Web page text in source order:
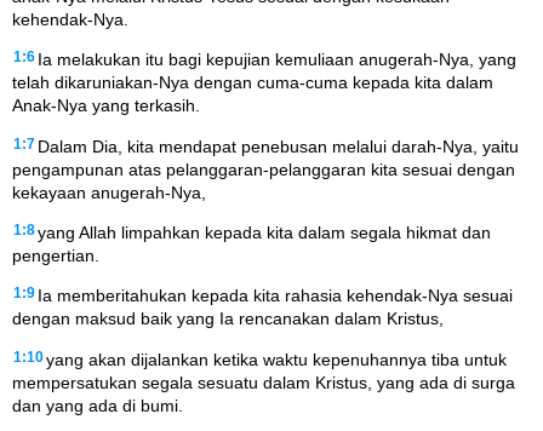
kehendak-Nya.
1:6 Ia melakukan itu bagi kepujian kemuliaan anugerah-Nya, yang
telah dikaruniakan-Nya dengan cuma-cuma kepada kita dalam
Anak-Nya yang terkasih.
1:7 Dalam Dia, kita mendapat penebusan melalui darah-Nya, yaitu
pengampunan atas pelanggaran-pelanggaran kita sesuai dengan
kekayaan anugerah-Nya,
1:8yang Allah limpahkan kepada kita dalam segala hikmat dan
pengertian.
1:9 Ia memberitahukan kepada kita rahasia kehendak-Nya sesuai
dengan maksud baik yang Ia rencanakan dalam Kristus,
1:10yang akan dijalankan ketika waktu kepenuhannya tiba untuk
mempersatukan segala sesuatu dalam Kristus, yang ada di surga
dan yang ada di bumi.